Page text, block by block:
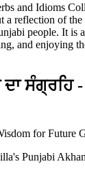
and Idioms
a reflection of
people. It is
and enjoying
ਦਾ ਸੰਗ੍ਰਹਿ
for Future
Punjabi